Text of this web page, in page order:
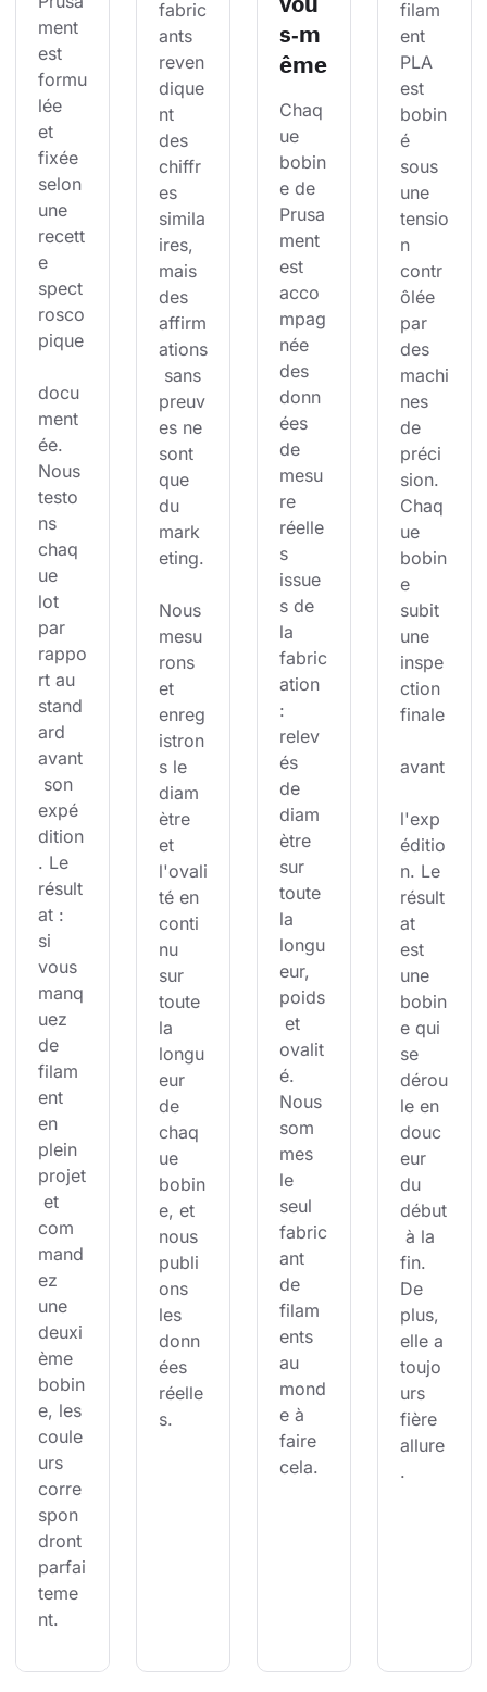
ment
est
formu
lée
et
fixée
selon
une
recett
e
spect
rosco
pique
docu
ment
ée.
Nous
testo
ns
chaq
ue
lot
par
rappo
rt au
stand
ard
avant
son
expé
dition
. Le
résult
at :
si
vous
manq
uez
de
filam
ent
en
plein
projet
et
com
mand
ez
une
deuxi
ème
bobin
e, les
coule
urs
corre
spon
dront
parfai
teme
nt.
fabric
ants
reven
dique
nt
des
chiffr
es
simila
ires,
mais
des
affirm
ations
sans
preuv
es ne
sont
que
du
mark
eting.
Nous
mesu
rons
et
enreg
istron
s le
diam
ètre
et
l'ovali
té en
conti
nu
sur
toute
la
longu
eur
de
chaq
ue
bobin
e, et
nous
publi
ons
les
donn
ées
réelle
s.
s‑m
ême
Chaq
ue
bobin
e de
Prusa
ment
est
acco
mpag
née
des
donn
ées
de
mesu
re
réelle
s
issue
s de
la
fabric
ation
:
relev
és
de
diam
ètre
sur
toute
la
longu
eur,
poids
et
ovalit
é.
Nous
som
mes
le
seul
fabric
ant
de
filam
ents
au
mond
e à
faire
cela.
filam
ent
PLA
est
bobin
é
sous
une
tensio
n
contr
ôlée
par
des
machi
nes
de
préci
sion.
Chaq
ue
bobin
e
subit
une
inspe
ction
finale
avant
l'exp
éditio
n. Le
résult
at
est
une
bobin
e qui
se
dérou
le en
douc
eur
du
début
à la
fin.
De
plus,
elle a
toujo
urs
fière
allure
.